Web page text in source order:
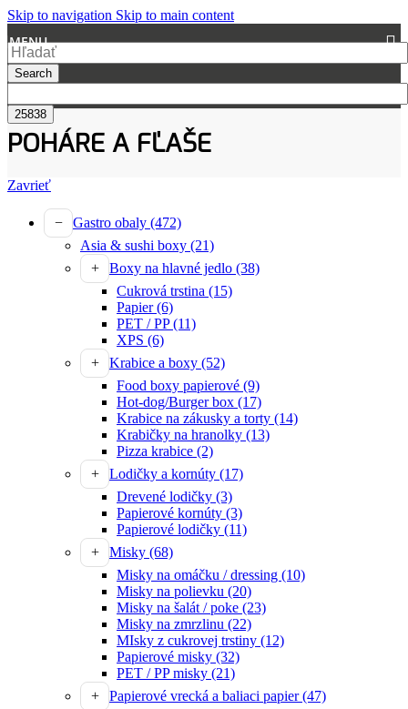
Skip to navigation Skip to main content
MENU
Search
POHÁRE A FĽAŠE
Zavrieť
Gastro obaly (472)
Asia & sushi boxy (21)
Boxy na hlavné jedlo (38)
Cukrová trstina (15)
Papier(6)
PET / PP(11)
XPS (6)
Krabice a boxy (52)
Food boxy papierové (9)
Hot-dog/Burger box (17)
Krabice na zákusky a torty (14)
Krabičky na hranolky (13)
Pizza krabice (2)
Lodičky a kornúty (17)
Drevené lodičky (3)
Papierové kornúty (3)
Papierové lodičky (11)
Misky (68)
Misky na omáčku / dressing (10)
Misky na polievku (20)
Misky na šalát / poke (23)
Misky na zmrzlinu (22)
MIsky z cukrovej trstiny (12)
Papierové misky (32)
PET / PP misky (21)
Papierové vrecká a baliaci papier(47)